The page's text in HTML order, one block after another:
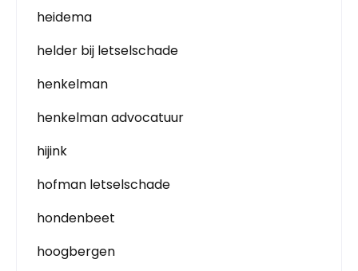
heidema
helder bij letselschade
henkelman
henkelman advocatuur
hijink
hofman letselschade
hondenbeet
hoogbergen